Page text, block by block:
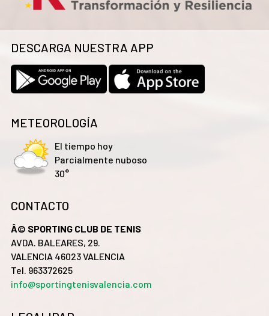
DESCARGA NUESTRA APP
METEOROLOGÍA
El tiempo hoy
Parcialmente nuboso
30°
CONTACTO
Â© SPORTING CLUB DE TENIS
AVDA. BALEARES, 29.
VALENCIA 46023 VALENCIA
Tel. 963372625
info@sportingtenisvalencia.com